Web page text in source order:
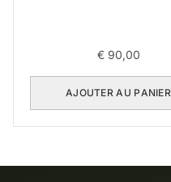
€90,00
AJOUTER AU PANIER